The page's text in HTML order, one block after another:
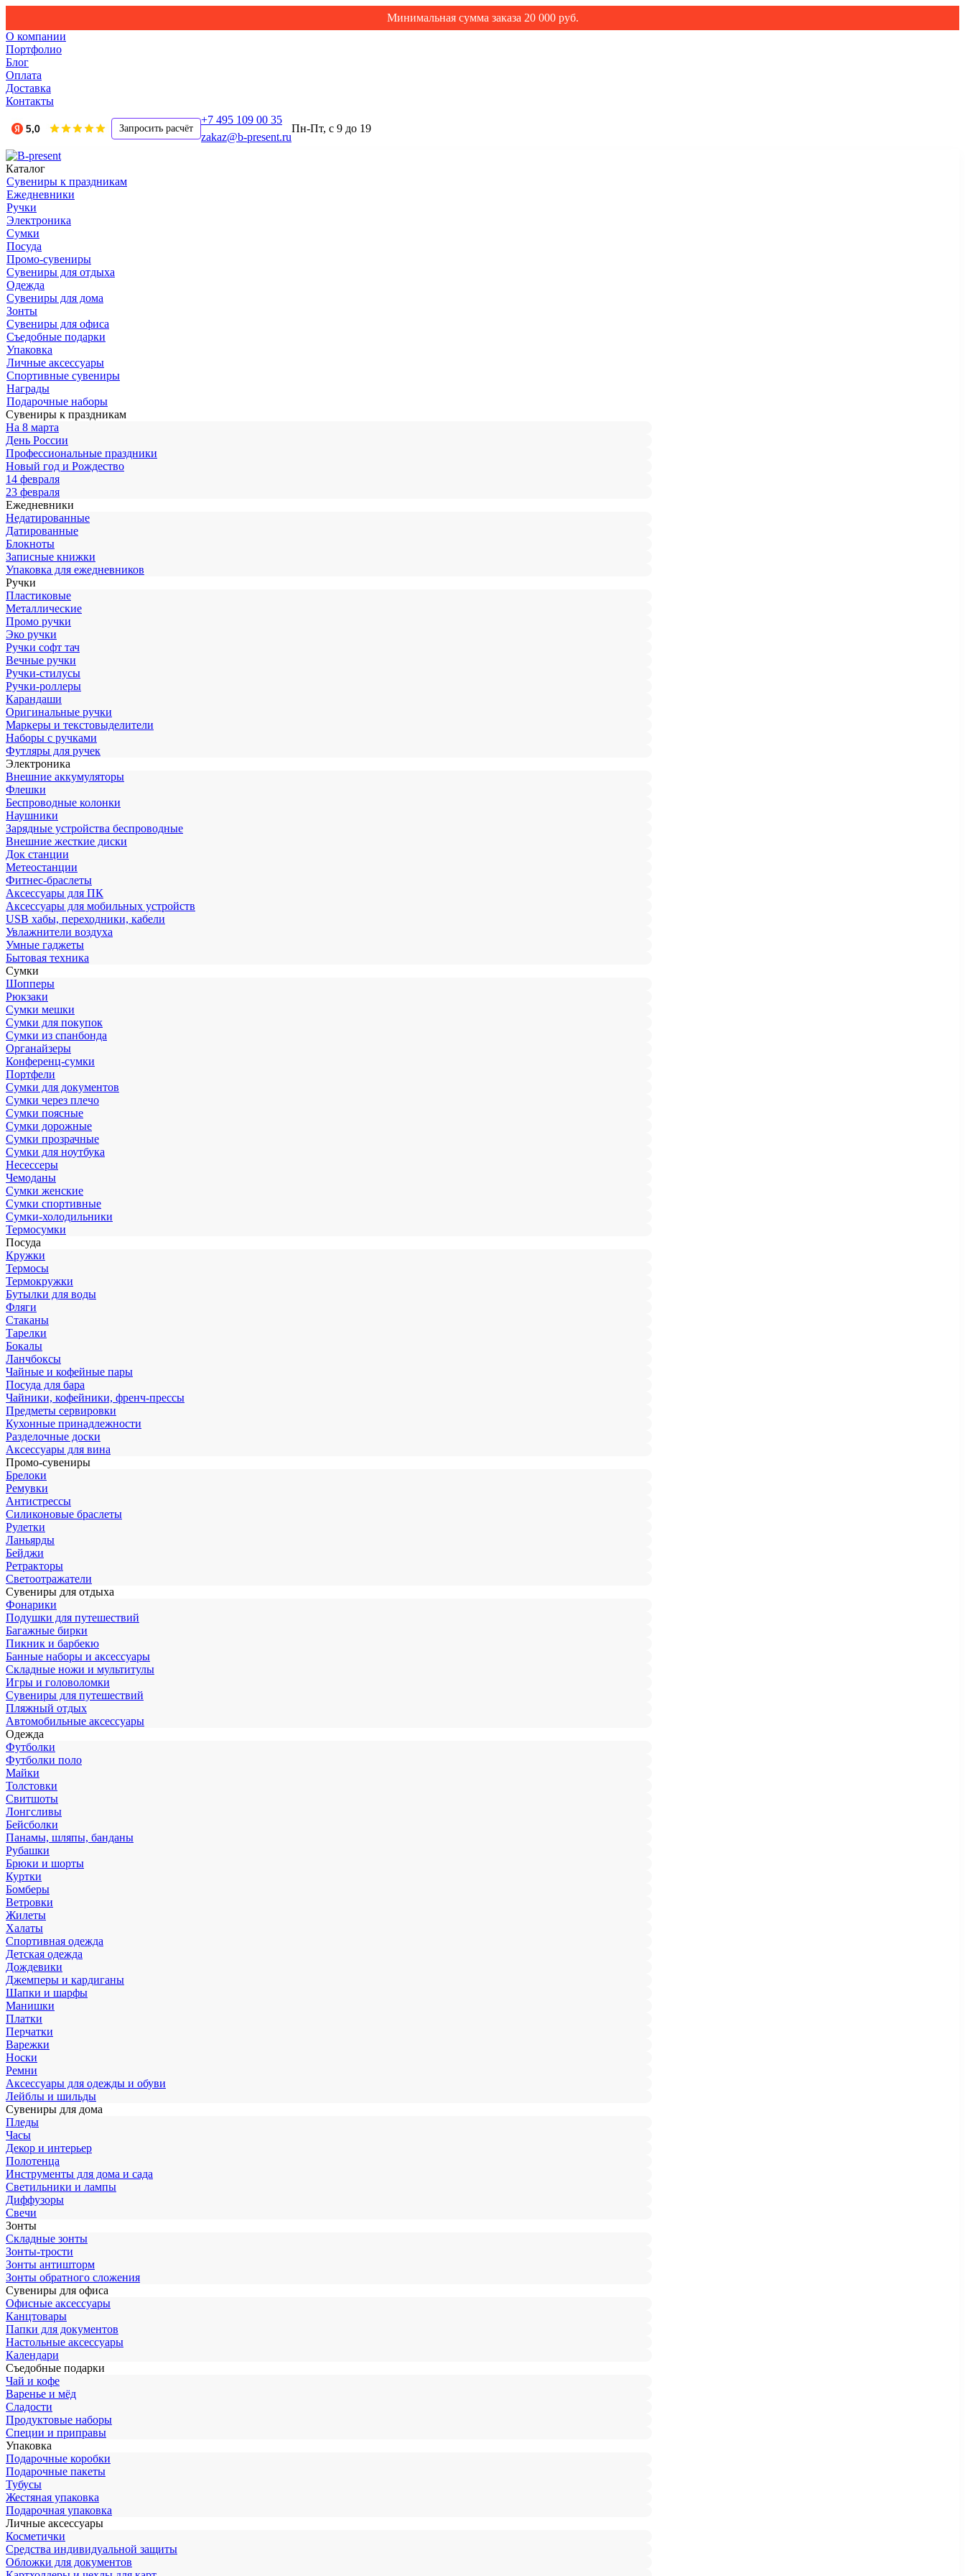
Минимальная сумма заказа 20 000 руб.
О компании
Портфолио
Блог
Оплата
Доставка
Контакты
Запросить расчёт
+7 495 109 00 35
zakaz@b-present.ru
Пн-Пт, с 9 до 19
Каталог
Сувениры к праздникам
Ежедневники
Ручки
Электроника
Сумки
Посуда
Промо-сувениры
Сувениры для отдыха
Одежда
Сувениры для дома
Зонты
Сувениры для офиса
Съедобные подарки
Упаковка
Личные аксессуары
Спортивные сувениры
Награды
Подарочные наборы
Сувениры к праздникам
На 8 марта
День России
Профессиональные праздники
Новый год и Рождество
14 февраля
23 февраля
Ежедневники
Недатированные
Датированные
Блокноты
Записные книжки
Упаковка для ежедневников
Ручки
Пластиковые
Металлические
Промо ручки
Эко ручки
Ручки софт тач
Вечные ручки
Ручки-стилусы
Ручки-роллеры
Карандаши
Оригинальные ручки
Маркеры и текстовыделители
Наборы с ручками
Футляры для ручек
Электроника
Внешние аккумуляторы
Флешки
Беспроводные колонки
Наушники
Зарядные устройства беспроводные
Внешние жесткие диски
Док станции
Метеостанции
Фитнес-браслеты
Аксессуары для ПК
Аксессуары для мобильных устройств
USB хабы, переходники, кабели
Увлажнители воздуха
Умные гаджеты
Бытовая техника
Сумки
Шопперы
Рюкзаки
Сумки мешки
Сумки для покупок
Сумки из спанбонда
Органайзеры
Конференц-сумки
Портфели
Сумки для документов
Сумки через плечо
Сумки поясные
Сумки дорожные
Сумки прозрачные
Сумки для ноутбука
Несессеры
Чемоданы
Сумки женские
Сумки спортивные
Сумки-холодильники
Термосумки
Посуда
Кружки
Термосы
Термокружки
Бутылки для воды
Фляги
Стаканы
Тарелки
Бокалы
Ланчбоксы
Чайные и кофейные пары
Посуда для бара
Чайники, кофейники, френч-прессы
Предметы сервировки
Кухонные принадлежности
Разделочные доски
Аксессуары для вина
Промо-сувениры
Брелоки
Ремувки
Антистрессы
Силиконовые браслеты
Рулетки
Ланьярды
Бейджи
Ретракторы
Светоотражатели
Сувениры для отдыха
Фонарики
Подушки для путешествий
Багажные бирки
Пикник и барбекю
Банные наборы и аксессуары
Складные ножи и мультитулы
Игры и головоломки
Сувениры для путешествий
Пляжный отдых
Автомобильные аксессуары
Одежда
Футболки
Футболки поло
Майки
Толстовки
Свитшоты
Лонгсливы
Бейсболки
Панамы, шляпы, банданы
Рубашки
Брюки и шорты
Куртки
Бомберы
Ветровки
Жилеты
Халаты
Спортивная одежда
Детская одежда
Дождевики
Джемперы и кардиганы
Шапки и шарфы
Манишки
Платки
Перчатки
Варежки
Носки
Ремни
Аксессуары для одежды и обуви
Лейблы и шильды
Сувениры для дома
Пледы
Часы
Декор и интерьер
Полотенца
Инструменты для дома и сада
Светильники и лампы
Диффузоры
Свечи
Зонты
Складные зонты
Зонты-трости
Зонты антишторм
Зонты обратного сложения
Сувениры для офиса
Офисные аксессуары
Канцтовары
Папки для документов
Настольные аксессуары
Календари
Съедобные подарки
Чай и кофе
Варенье и мёд
Сладости
Продуктовые наборы
Специи и приправы
Упаковка
Подарочные коробки
Подарочные пакеты
Тубусы
Жестяная упаковка
Подарочная упаковка
Личные аксессуары
Косметички
Средства индивидуальной защиты
Обложки для документов